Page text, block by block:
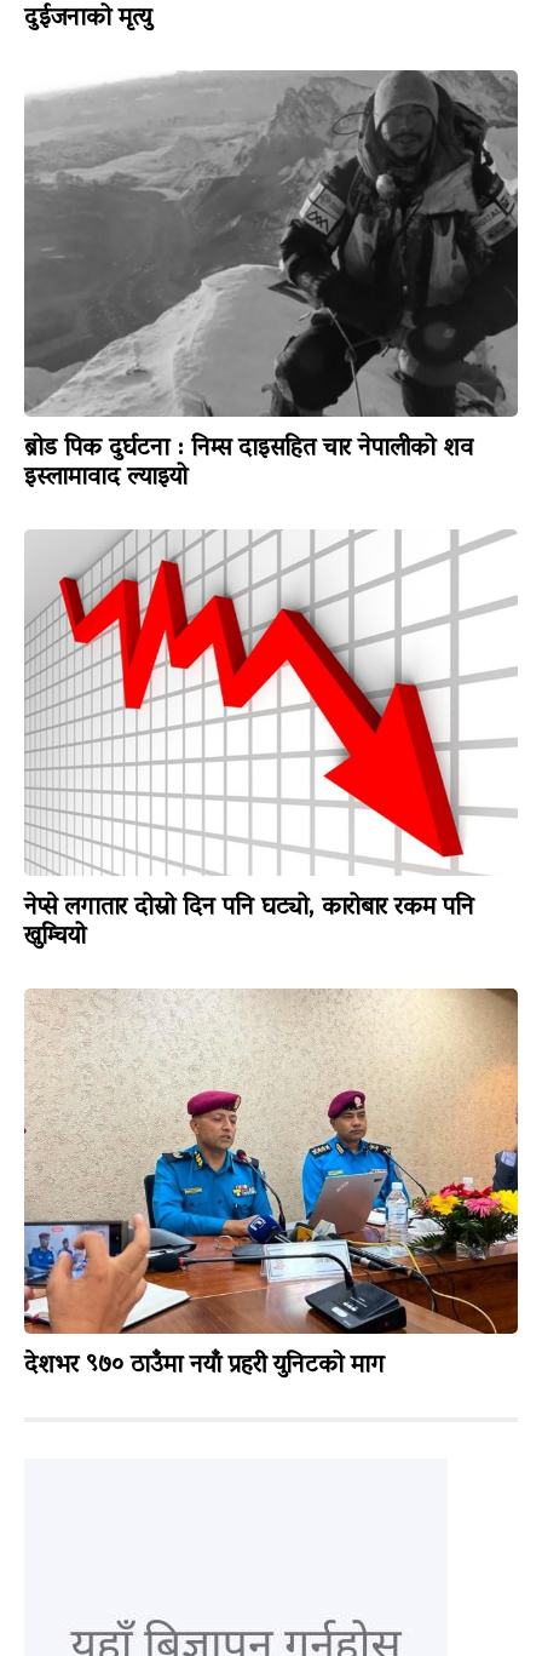
दुईजनाको मृत्यु
ब्रोड पिक दुर्घटना : निम्स दाइसहित चार नेपालीको शव
इस्लामावाद ल्याइयो
नेप्से लगातार दोस्रो दिन पनि घट्यो, कारोबार रकम पनि
खुम्चियो
देशभर ९७० ठाउँमा नयाँ प्रहरी युनिटको माग